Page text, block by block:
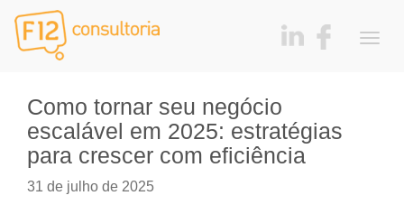
Como tornar seu negócio
escalável em 2025: estratégias
para crescer com eficiência
31 de julho de 2025